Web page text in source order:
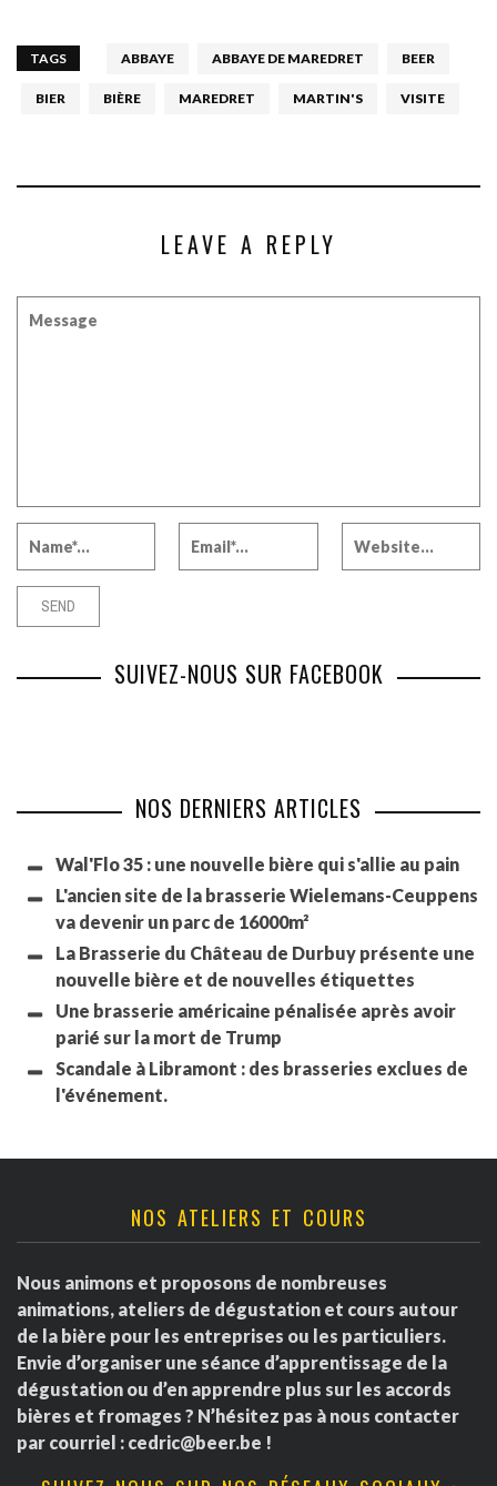
TAGS ABBAYE ABBAYE DE MAREDRET BEER
BIER BIÈRE MAREDRET MARTIN'S VISITE
LEAVE A REPLY
SUIVEZ-NOUS SUR FACEBOOK
NOS DERNIERS ARTICLES
Wal'Flo 35 : une nouvelle bière qui s'allie au pain
L'ancien site de la brasserie Wielemans-Ceuppens
va devenir un parc de 16000m²
La Brasserie du Château de Durbuy présente une
nouvelle bière et de nouvelles étiquettes
Une brasserie américaine pénalisée après avoir
parié sur la mort de Trump
Scandale à Libramont : des brasseries exclues de
l'événement.
NOS ATELIERS ET COURS
Nous animons et proposons de nombreuses
animations, ateliers de dégustation et cours autour
de la bière pour les entreprises ou les particuliers.
Envie d’organiser une séance d’apprentissage de la
dégustation ou d’en apprendre plus sur les accords
bières et fromages ? N’hésitez pas à nous contacter
par courriel : cedric@beer.be !